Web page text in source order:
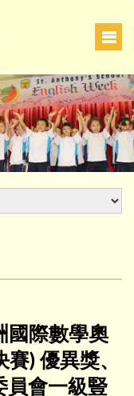
國際數學奧
) 優異獎、
員會一級豎